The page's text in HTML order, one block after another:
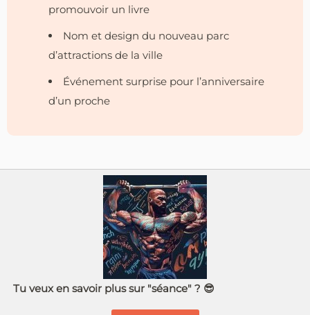
promouvoir un livre
Nom et design du nouveau parc
d’attractions de la ville
Événement surprise pour l’anniversaire
d’un proche
Tu veux en savoir plus sur "séance" ? 😎